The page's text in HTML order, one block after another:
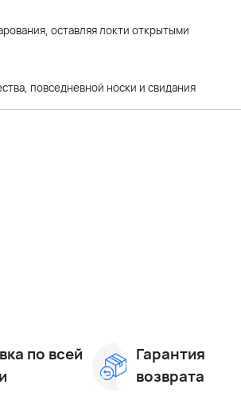
оставляя локти открытыми
повседневной носки и свидания
по всей
Гарантия
возврата